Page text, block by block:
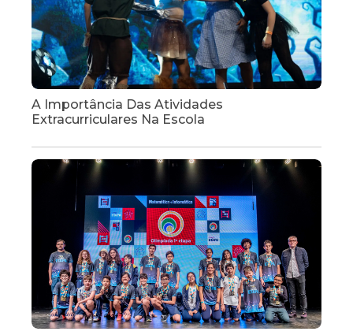
A Importância Das Atividades
Extracurriculares Na Escola